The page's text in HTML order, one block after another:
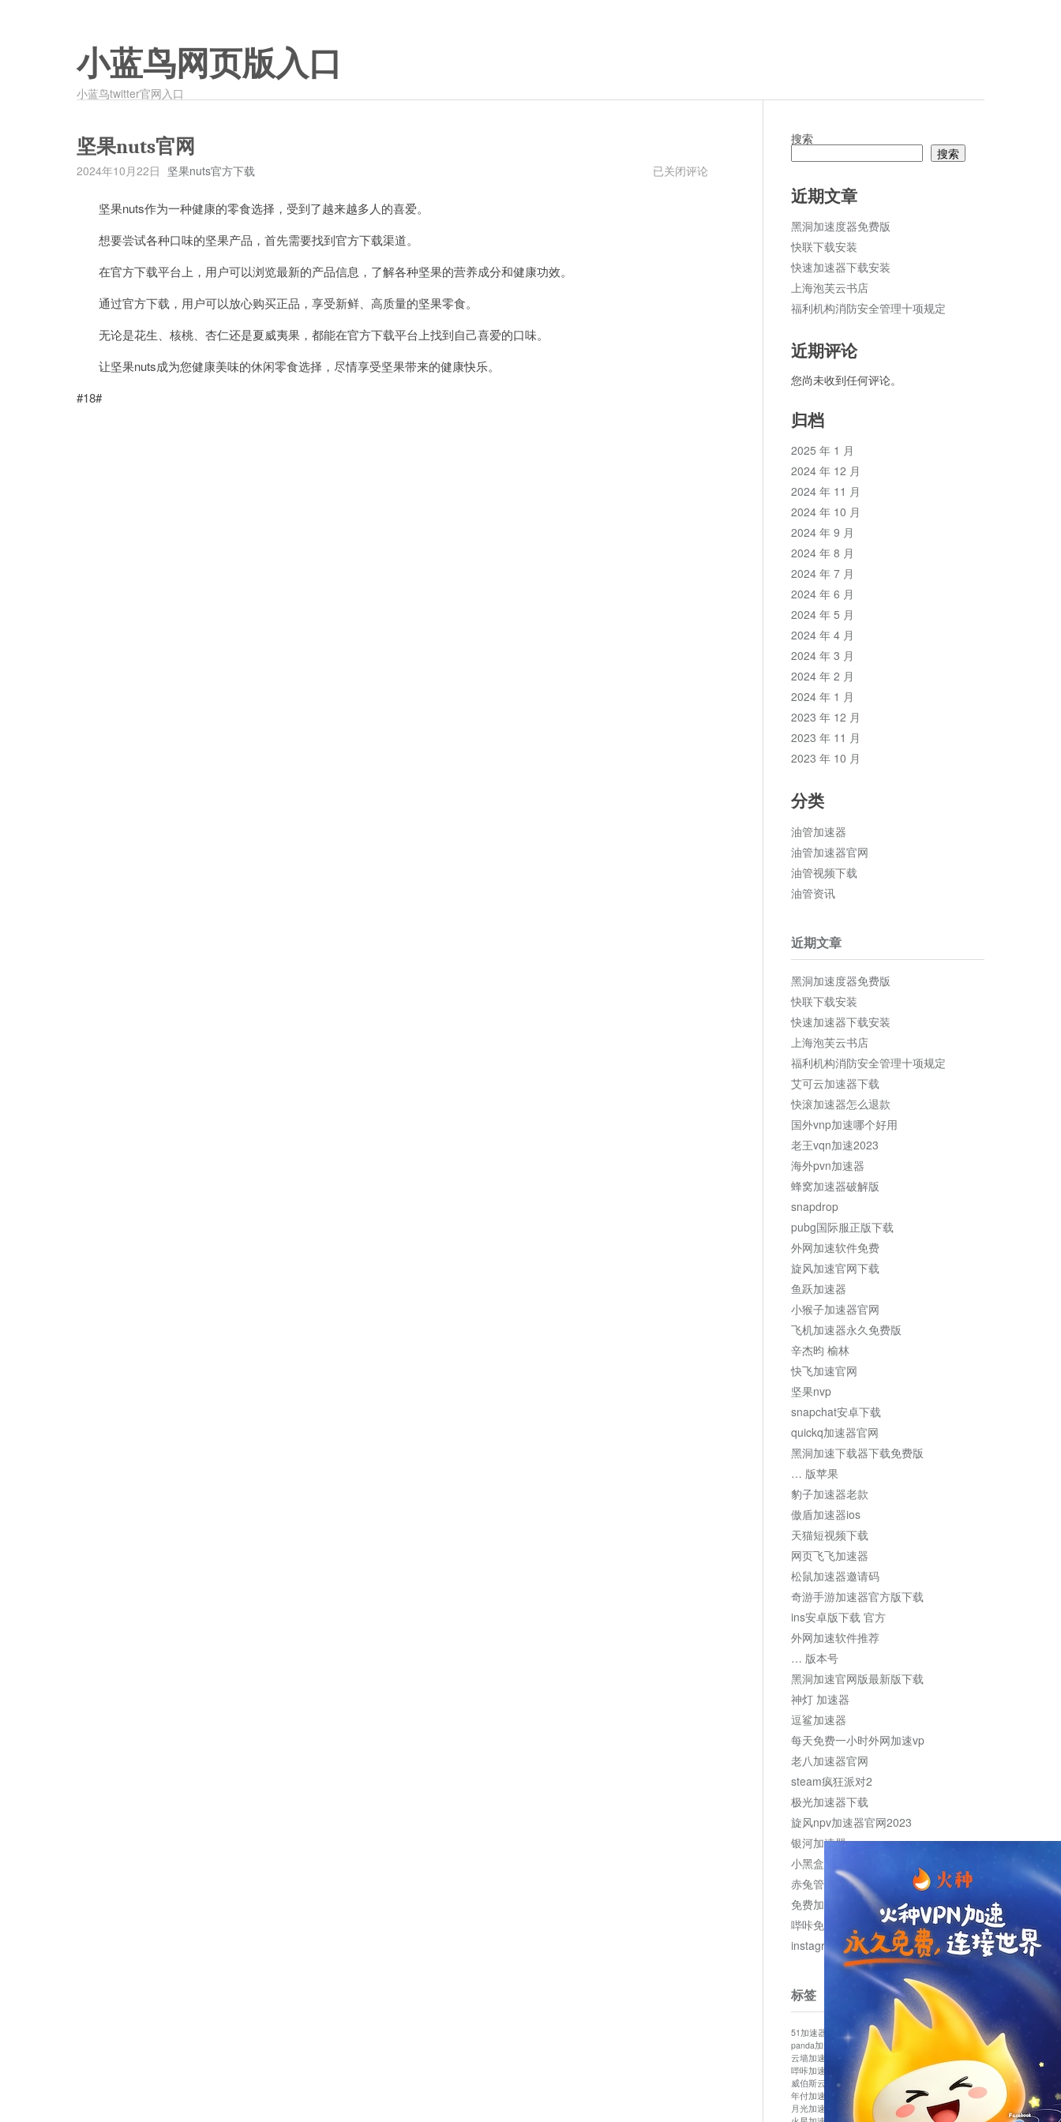
小蓝鸟网页版入口
小蓝鸟twitter官网入口
坚果nuts官网
2024年10月22日 坚果nuts官方下载
坚
已关闭评论
坚果nuts作为一种健康的零食选择，受到了越来越多人的喜爱。
想要尝试各种口味的坚果产品，首先需要找到官方下载渠道。
在官方下载平台上，用户可以浏览最新的产品信息，了解各种坚果的营养成分和健康功效。
通过官方下载，用户可以放心购买正品，享受新鲜、高质量的坚果零食。
无论是花生、核桃、杏仁还是夏威夷果，都能在官方下载平台上找到自己喜爱的口味。
让坚果nuts成为您健康美味的休闲零食选择，尽情享受坚果带来的健康快乐。
#18#
搜索
搜索
近期文章
黑洞加速度器免费版
快联下载安装
快速加速器下载安装
上海泡芙云书店
福利机构消防安全管理十项规定
近期评论
您尚未收到任何评论。
归档
2025 年 1 月
2024 年 12 月
2024 年 11 月
2024 年 10 月
2024 年 9 月
2024 年 8 月
2024 年 7 月
2024 年 6 月
2024 年 5 月
2024 年 4 月
2024 年 3 月
2024 年 2 月
2024 年 1 月
2023 年 12 月
2023 年 11 月
2023 年 10 月
分类
油管加速器
油管加速器官网
油管视频下载
油管资讯
近期文章
黑洞加速度器免费版
快联下载安装
快速加速器下载安装
上海泡芙云书店
福利机构消防安全管理十项规定
艾可云加速器下载
快滚加速器怎么退款
国外vnp加速哪个好用
老王vqn加速2023
海外pvn加速器
蜂窝加速器破解版
snapdrop
pubg国际服正版下载
外网加速软件免费
旋风加速官网下载
鱼跃加速器
小猴子加速器官网
飞机加速器永久免费版
辛杰昀 榆林
快飞加速官网
坚果nvp
snapchat安卓下载
quickq加速器官网
黑洞加速下载器下载免费版
… 版苹果
豹子加速器老款
傲盾加速器ios
天猫短视频下载
网页飞飞加速器
松鼠加速器邀请码
奇游手游加速器官方版下载
ins安卓版下载 官方
外网加速软件推荐
… 版本号
黑洞加速官网版最新版下载
神灯 加速器
逗鲨加速器
每天免费一小时外网加速vp
老八加速器官网
steam疯狂派对2
极光加速器下载
旋风npv加速器官网2023
银河加速器
小黑盒加速器加速
赤兔管理平台
免费加速器
哔咔免费加速服务器
instagram网页版登录入口
标签
51加速器 bitznet hidecat i7加速器
kuai500
panda加速器
snap加速器 vp加速器
中信加速器
云墙加速器
云速加速器
哔咔加速器
哔咔哔咔加速器 喵云 回锅肉加速器
威伯斯云
小明加速器 小蓝鸟加速器
布谷vp加速器
年付加速器
心阶云 快连 怎么上外网
易飞加速器
月光加速器
机场加速器 松果云 梯子加速器